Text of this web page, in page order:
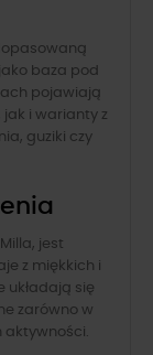
baza pod
pojawiają
jak i warianty z
guziki czy
jest
z miękkich i
układają się
zarówno w